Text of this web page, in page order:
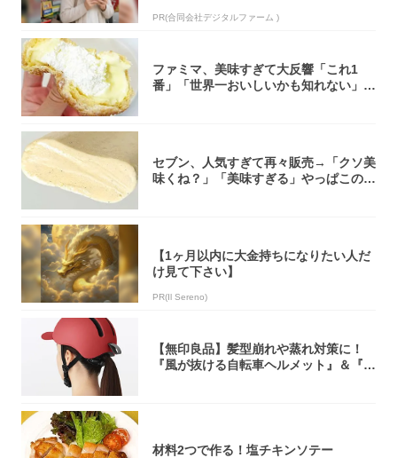
PR(合同会社デジタルファーム )
ファミマ、美味すぎて大反響「これ1
番」「世界一おいしいかも知れない」
セブン、人気すぎて再々販売→「クソ美
味くね？」「美味すぎる」やっぱこのク
【1ヶ月以内に大金持ちになりたい人だ
け見て下さい】
PR(Il Sereno)
【無印良品】髪型崩れや蒸れ対策に！
『風が抜ける自転車ヘルメット』＆『2
材料2つで作る！塩チキンソテー